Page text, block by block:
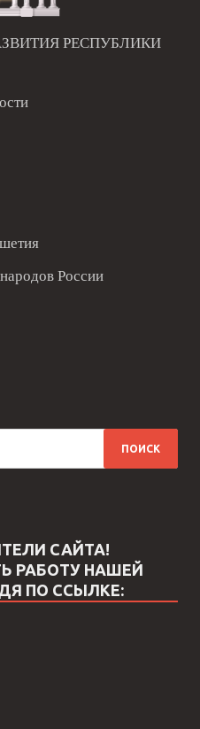
РЕСПУБЛИКИ
России
САЙТА!
РАБОТУ НАШЕЙ
ПО ССЫЛКЕ: